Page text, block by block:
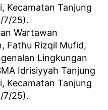
Wartawan
Fathu Rizqil Mufid,
Lingkungan
Idrisiyyah Tanjung
Kecamatan Tanjung
7/25).